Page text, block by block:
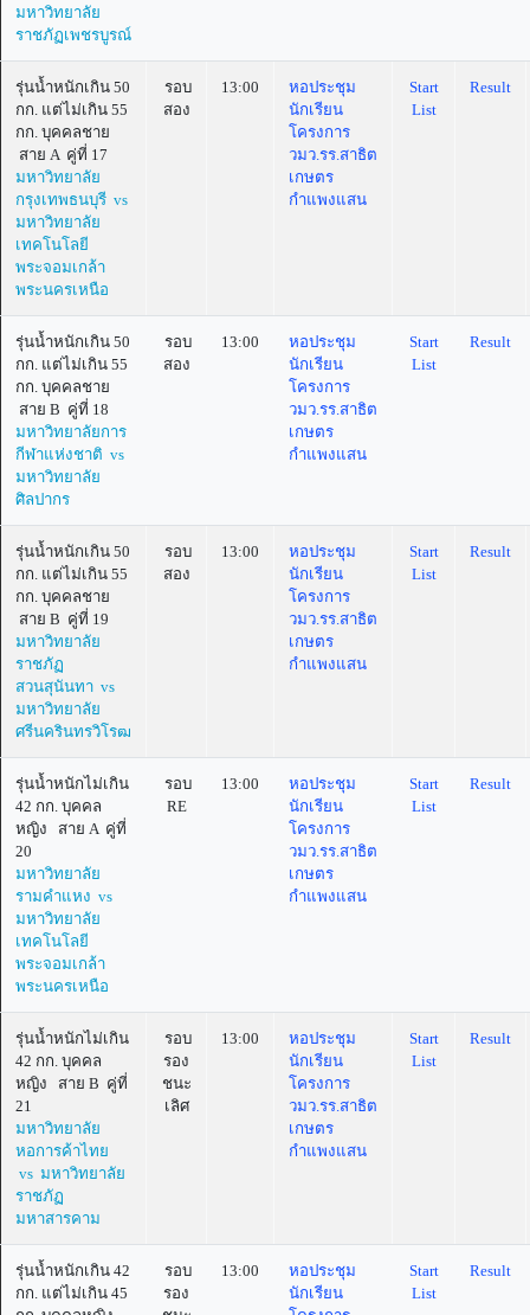
มหาวิทยาลัย
ราชภัฏเพชรบูรณ์
รุ่นน้ำหนักเกิน 50
กก. แต่ไม่เกิน 55
กก. บุคคลชาย
สาย A คู่ที่ 17
มหาวิทยาลัย
กรุงเทพธนบุรี vs
มหาวิทยาลัย
เทคโนโลยี
พระจอมเกล้า
พระนครเหนือ
รอบ
สอง
13:00
หอประชุม
นักเรียน
โครงการ
วมว.รร.สาธิต
เกษตร
กำแพงแสน
Start
List
Result
รุ่นน้ำหนักเกิน 50
กก. แต่ไม่เกิน 55
กก. บุคคลชาย
สาย B คู่ที่ 18
มหาวิทยาลัยการ
กีฬาแห่งชาติ vs
มหาวิทยาลัย
ศิลปากร
รอบ
สอง
13:00
หอประชุม
นักเรียน
โครงการ
วมว.รร.สาธิต
เกษตร
กำแพงแสน
Start
List
Result
รุ่นน้ำหนักเกิน 50
กก. แต่ไม่เกิน 55
กก. บุคคลชาย
สาย B คู่ที่ 19
มหาวิทยาลัย
ราชภัฏ
สวนสุนันทา vs
มหาวิทยาลัย
ศรีนครินทรวิโรฒ
รอบ
สอง
13:00
หอประชุม
นักเรียน
โครงการ
วมว.รร.สาธิต
เกษตร
กำแพงแสน
Start
List
Result
รุ่นน้ำหนักไม่เกิน
42 กก. บุคคล
หญิง สาย A คู่ที่
20
มหาวิทยาลัย
รามคำแหง vs
มหาวิทยาลัย
เทคโนโลยี
พระจอมเกล้า
พระนครเหนือ
รอบ
RE
13:00
หอประชุม
นักเรียน
โครงการ
วมว.รร.สาธิต
เกษตร
กำแพงแสน
Start
List
Result
รุ่นน้ำหนักไม่เกิน
42 กก. บุคคล
หญิง สาย B คู่ที่
21
มหาวิทยาลัย
หอการค้าไทย
vs มหาวิทยาลัย
ราชภัฏ
มหาสารคาม
รอบ
รอง
ชนะ
เลิศ
13:00
หอประชุม
นักเรียน
โครงการ
วมว.รร.สาธิต
เกษตร
กำแพงแสน
Start
List
Result
รุ่นน้ำหนักเกิน 42
กก. แต่ไม่เกิน 45
รอบ
รอง
13:00
หอประชุม
นักเรียน
Start
List
Result